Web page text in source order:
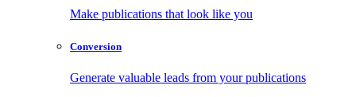
Make publications that look like you
Conversion
Generate valuable leads from your publications